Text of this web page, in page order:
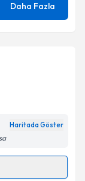
Daha Fazla
Haritada Göster